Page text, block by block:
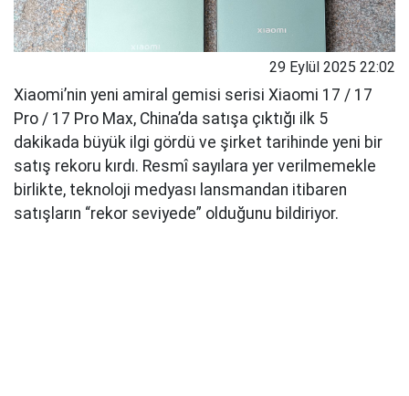
29 Eylül 2025 22:02
Xiaomi’nin yeni amiral gemisi serisi Xiaomi 17 / 17
Pro / 17 Pro Max, China’da satışa çıktığı ilk 5
dakikada büyük ilgi gördü ve şirket tarihinde yeni bir
satış rekoru kırdı. Resmî sayılara yer verilmemekle
birlikte, teknoloji medyası lansmandan itibaren
satışların “rekor seviyede” olduğunu bildiriyor.